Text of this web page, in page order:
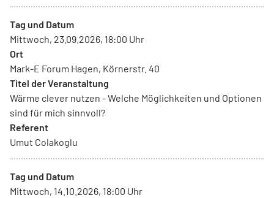
Tag und Datum
Mittwoch, 23.09.2026, 18:00 Uhr
Ort
Mark-E Forum Hagen, Körnerstr. 40
Titel der Veranstaltung
Wärme clever nutzen - Welche Möglichkeiten und Optionen
sind für mich sinnvoll?
Referent
Umut Colakoglu
Tag und Datum
Mittwoch, 14.10.2026, 18:00 Uhr